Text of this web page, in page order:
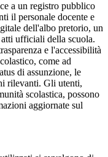
a un registro pubblico
il personale docente e
dell'albo pretorio, un
ufficiali della scuola.
e l'accessibilità
come ad
di assunzione, le
rilevanti. Gli utenti,
scolastica, possono
aggiornate sul